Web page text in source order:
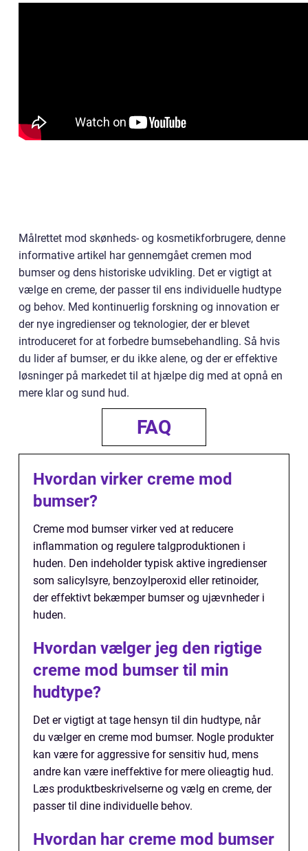
Målrettet mod skønheds- og kosmetikforbrugere, denne
informative artikel har gennemgået cremen mod
bumser og dens historiske udvikling. Det er vigtigt at
vælge en creme, der passer til ens individuelle hudtype
og behov. Med kontinuerlig forskning og innovation er
der nye ingredienser og teknologier, der er blevet
introduceret for at forbedre bumsebehandling. Så hvis
du lider af bumser, er du ikke alene, og der er effektive
løsninger på markedet til at hjælpe dig med at opnå en
mere klar og sund hud.
FAQ
Hvordan virker creme mod
bumser?
Creme mod bumser virker ved at reducere
inflammation og regulere talgproduktionen i
huden. Den indeholder typisk aktive ingredienser
som salicylsyre, benzoylperoxid eller retinoider,
der effektivt bekæmper bumser og ujævnheder i
huden.
Hvordan vælger jeg den rigtige
creme mod bumser til min
hudtype?
Det er vigtigt at tage hensyn til din hudtype, når
du vælger en creme mod bumser. Nogle produkter
kan være for aggressive for sensitiv hud, mens
andre kan være ineffektive for mere olieagtig hud.
Læs produktbeskrivelserne og vælg en creme, der
passer til dine individuelle behov.
Hvordan har creme mod bumser